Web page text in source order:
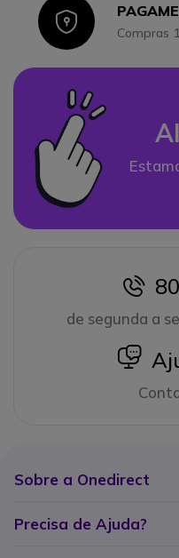
IconCompras
de segunda a
Sobre a Onedirect
Precisa de Ajuda?